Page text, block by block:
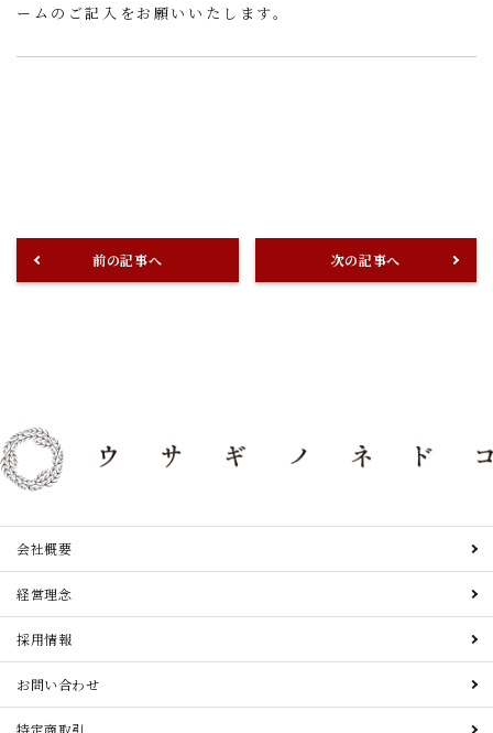
ームのご記入をお願いいたします。
前の記事へ 次の記事へ
会社概要
経営理念
採用情報
お問い合わせ
特定商取引